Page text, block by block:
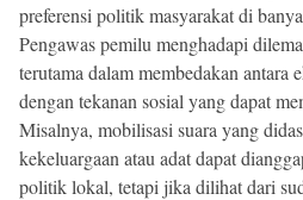
preferensi politik masyarakat di
Pengawas pemilu menghadapi
terutama dalam membedakan antara
dengan tekanan sosial yang dapat
Misalnya, mobilisasi suara yang
kekeluargaan atau adat dapat
politik lokal, tetapi jika dilihat dari